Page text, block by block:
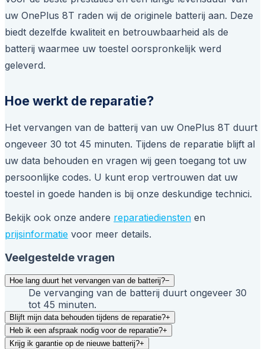
uw OnePlus 8T raden wij de originele batterij aan. Deze
biedt dezelfde kwaliteit en betrouwbaarheid als de
batterij waarmee uw toestel oorspronkelijk werd
geleverd.
Hoe werkt de reparatie?
Het vervangen van de batterij van uw OnePlus 8T duurt
ongeveer 30 tot 45 minuten. Tijdens de reparatie blijft al
uw data behouden en vragen wij geen toegang tot uw
persoonlijke codes. U kunt erop vertrouwen dat uw
toestel in goede handen is bij onze deskundige technici.
Bekijk ook onze andere reparatiediensten en
prijsinformatie voor meer details.
Veelgestelde vragen
Hoe lang duurt het vervangen van de batterij?−
De vervanging van de batterij duurt ongeveer 30
tot 45 minuten.
Blijft mijn data behouden tijdens de reparatie?+
Heb ik een afspraak nodig voor de reparatie?+
Krijg ik garantie op de nieuwe batterij?+